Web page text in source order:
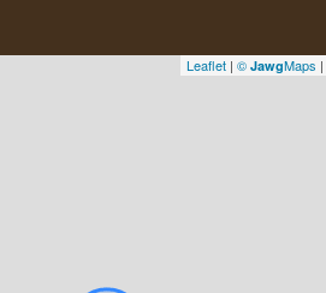
Leaflet| © JawgMaps |